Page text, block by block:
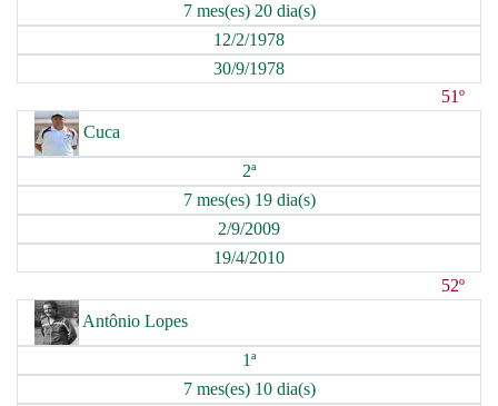
7 mes(es) 20 dia(s)
12/2/1978
30/9/1978
51º
Cuca
2ª
7 mes(es) 19 dia(s)
2/9/2009
19/4/2010
52º
Antônio Lopes
1ª
7 mes(es) 10 dia(s)